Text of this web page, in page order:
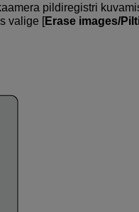
pildiregistri
valige [Erase images/